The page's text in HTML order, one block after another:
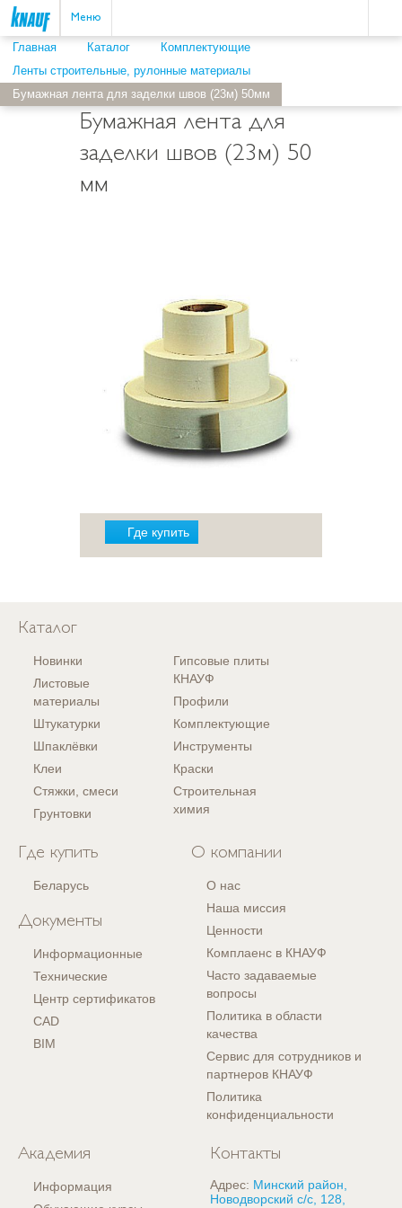
Меню
Главная Каталог
Комплектующие
Ленты строительные, рулонные материалы
Бумажная лента для заделки швов (23м) 50мм
Бумажная лента для
заделки швов (23м) 50
мм
Где купить
Каталог
Новинки
Листовые
материалы
Штукатурки
Шпаклёвки
Клеи
Стяжки, смеси
Грунтовки
Гипсовые плиты
КНАУФ
Профили
Комплектующие
Инструменты
Краски
Строительная
химия
Где купить
Беларусь
Документы
Информационные
Технические
Центр сертификатов
CAD
BIM
О компании
О нас
Наша миссия
Ценности
Комплаенс в КНАУФ
Часто задаваемые
вопросы
Политика в области
качества
Сервис для сотрудников и
партнеров КНАУФ
Политика
конфиденциальности
Академия
Информация
Контакты
Адрес: Минский район,
Новодворский с/с, 128,